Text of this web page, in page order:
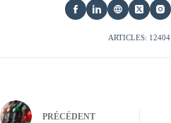
ARTICLES: 12404
PRÉCÉDENT